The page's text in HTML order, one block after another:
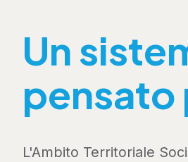
Un
pensato
L'Ambito Territoriale